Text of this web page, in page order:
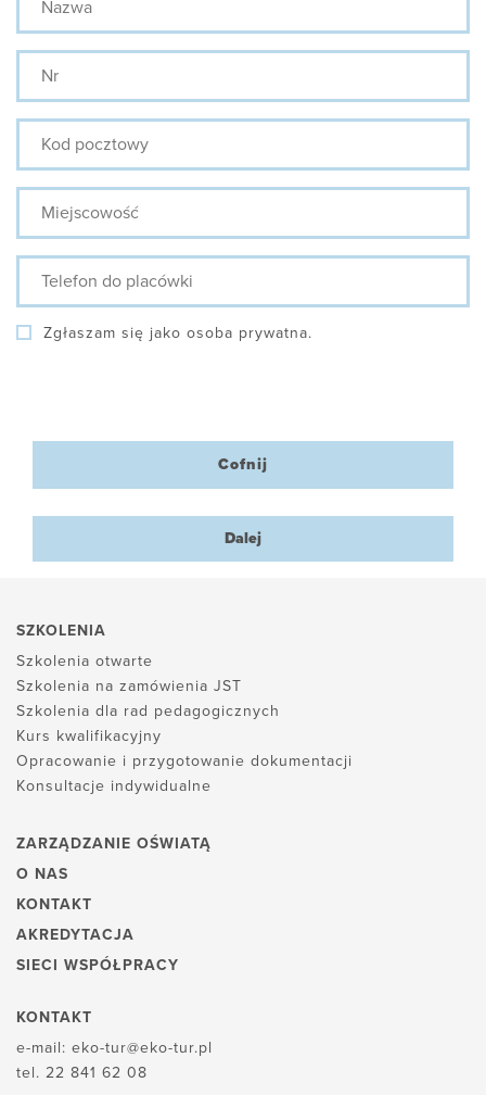
Nr
Kod
pocztowy
Miejscowość
Telefon
placówki
Zgłaszam się jako osoba prywatna.
Cofnij
Dalej
SZKOLENIA
Szkolenia otwarte
Szkolenia na zamówienia JST
Szkolenia dla rad pedagogicznych
Kurs kwalifikacyjny
Opracowanie i przygotowanie dokumentacji
Konsultacje indywidualne
ZARZĄDZANIE OŚWIATĄ
O NAS
KONTAKT
AKREDYTACJA
SIECI WSPÓŁPRACY
KONTAKT
e-mail: eko-tur@eko-tur.pl
tel. 22 841 62 08